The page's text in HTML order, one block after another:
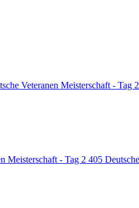
Veteranen Meisterschaft - Tag 2
Meisterschaft - Tag 2 405